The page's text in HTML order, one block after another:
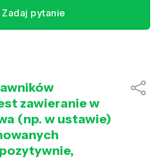
Zadaj pytanie
zawieranie w
(np. w ustawie)